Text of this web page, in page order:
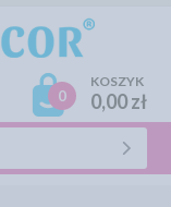
0
KOSZYK
0,00 zł